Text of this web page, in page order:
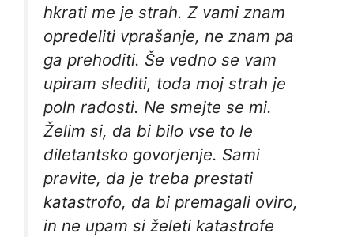
hkrati me je strah. Z vami znam
opredeliti vprašanje, ne znam pa
ga prehoditi. Še vedno se vam
upiram slediti, toda moj strah je
poln radosti. Ne smejte se mi.
Želim si, da bi bilo vse to le
diletantsko govorjenje. Sami
pravite, da je treba prestati
katastrofo, da bi premagali oviro,
in ne upam si želeti katastrofe